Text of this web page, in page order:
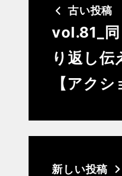
古い投稿
vol.81_
り返し伝
【アク
新しい投稿